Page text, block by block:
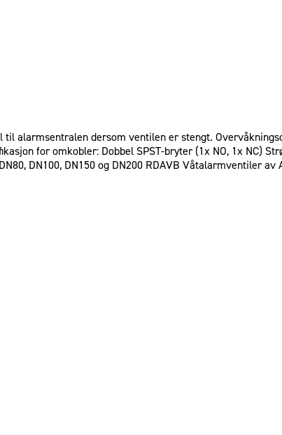
alarmsentralen dersom ventilen er stengt.
for omkobler: Dobbel SPST-bryter (1x NO, 1x NC)
DN100, DN150 og DN200 RDAVB Våtalarmventiler av